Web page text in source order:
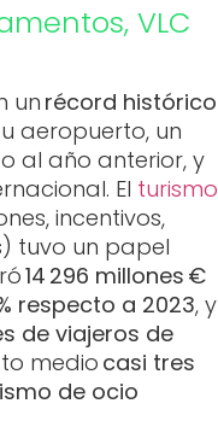
, VLC
unrécord histórico
aeropuerto, un
al año anterior, y
El turismo
incentivos,
tuvo un papel
14 296 millones €
respecto a 2023, y
de viajeros de
medio casi tres
de ocio